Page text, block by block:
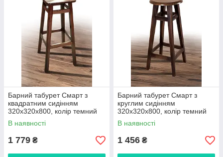
Барний табурет Смарт з
квадратним сидінням
320х320х800, колір темний
горіх (Збережений)
В наявності
1 779 ₴
Барний табурет Смарт з
круглим сидінням
320х320х800, колір темний
горіх (Собраний)
В наявності
1 456 ₴